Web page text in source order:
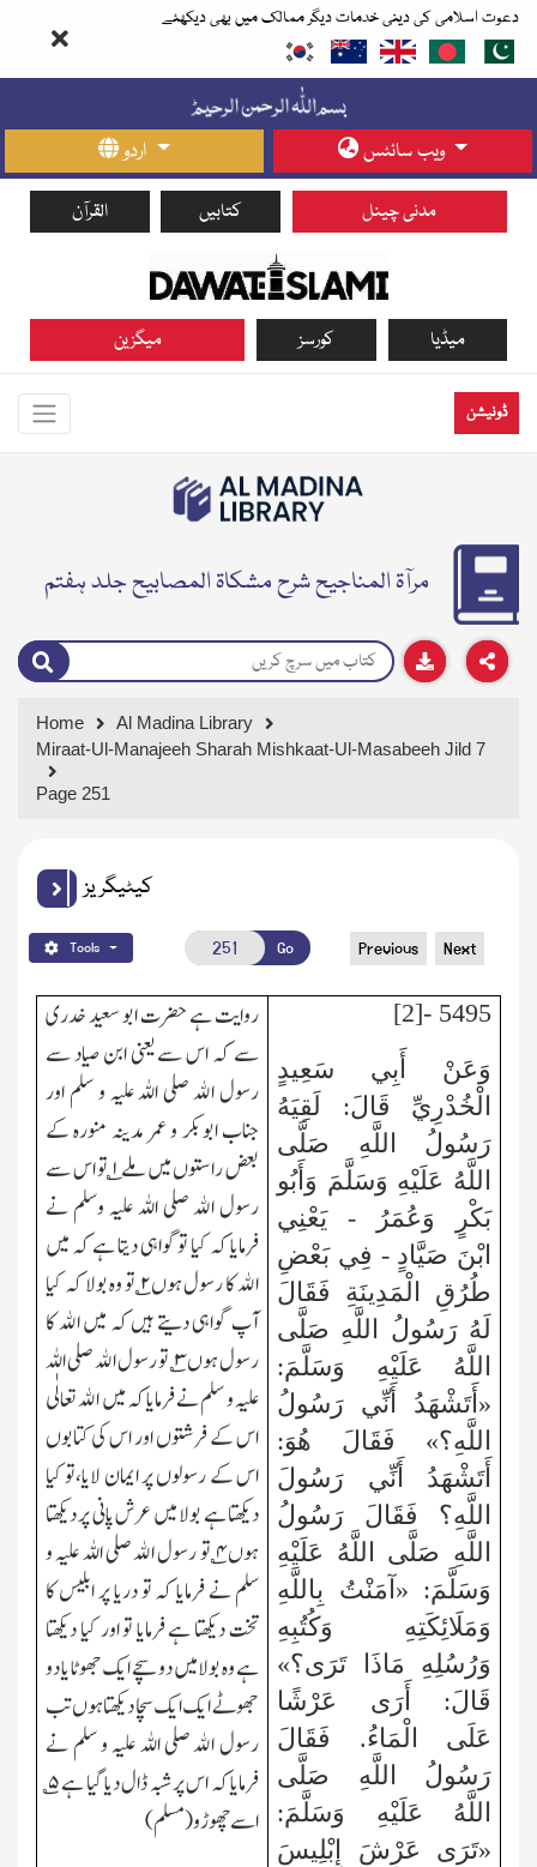
دعوت اسلامی کی دینی خدمات دیگر ممالک میں بھی دیکھئے
اردو ویب سائٹس
القرآن کتابیں مدنی چینل
میگزین کورسز میڈیا
ڈونیشن
مرآۃ المناجیح شرح مشکاۃ المصابیح جلد ہفتم
Home
Al Madina Library
Miraat-Ul-Manajeeh Sharah Mishkaat-Ul-Masabeeh Jild 7
Page 251
کیٹیگریز
Tools Go Previous Next
5495 -[2]
وَعَنْ أَبِي سَعِيدٍ
الْخُدْرِيِّ قَالَ: لَقِيَهُ
رَسُولُ اللَّهِ صَلَّى
اللَّهُ عَلَيْهِ وَسَلَّمَ وَأَبُو
بَكْرٍ وَعُمَرُ - يَعْنِي
ابْنَ صَيَّادٍ - فِي بَعْضِ
طُرُقِ الْمَدِينَةِ فَقَالَ
لَهُ رَسُولُ اللَّهِ صَلَّى
اللَّهُ عَلَيْهِ وَسَلَّمَ:
«أَتَشْهَدُ أَنِّي رَسُولُ
اللَّهِ؟» فَقَالَ هُوَ:
أَتَشْهَدُ أَنِّي رَسُولَ
اللَّهِ؟ فَقَالَ رَسُولُ
اللَّهِ صَلَّى اللَّهُ عَلَيْهِ
وَسَلَّمَ: «آمَنْتُ بِاللَّهِ
وَمَلَائِكَتِهِ وَكُتُبِهِ
وَرُسُلِهِ مَاذَا تَرَى؟»
قَالَ: أَرَى عَرْشًا
عَلَى الْمَاءُ. فَقَالَ
رَسُولُ اللَّهِ صَلَّى
اللَّهُ عَلَيْهِ وَسَلَّمَ:
«تَرَى عَرْشَ إِبْلِيسَ
روایت ہے حضرت ابو سعید خدری
سے کہ اس سے یعنی ابن صیاد سے
رسول الله صلی اللہ علیہ و سلم اور
جناب ابوبکر و عمر مدینہ منورہ کے
بعض راستوں میں ملے۱؎ تو اس سے
رسول الله صلی اللہ علیہ وسلم نے
فرمایا کہ کیا تو گواہی دیتا ہے کہ میں
الله کا رسول ہوں۲؎ تو وہ بولا کہ کیا
آپ گواہی دیتے ہیں کہ میں الله کا
رسول ہوں۳؎ تو رسول الله صلی اللہ
علیہ و سلم نے فرمایا کہ میں الله تعالٰی
اس کے فرشتوں اور اس کی کتابوں
اس کے رسولوں پر ایمان لایا،تو کیا
دیکھتا ہے بولا میں عرش پانی پر دیکھتا
ہوں۴؎ تو رسول الله صلی اللہ علیہ و
سلم نے فرمایا کہ تو دریا پر ابلیس کا
تخت دیکھتا ہے فرمایا تو اور کیا دیکھتا
ہے وہ بولا میں دو سچے ایک جھوٹا یا دو
جھوٹے ایک ایک سچا دیکھتا ہوں تب
رسول الله صلی اللہ علیہ و سلم نے
فرمایا کہ اس پر شبہ ڈال دیا گیا ہے۵؎
اسے چھوڑو(مسلم)